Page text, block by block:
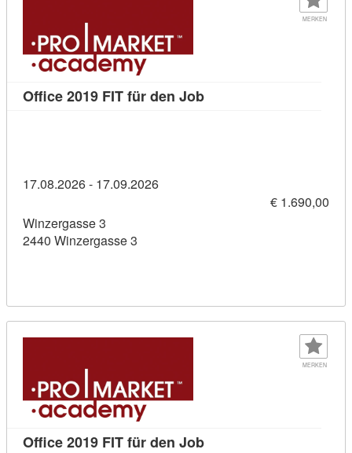
MERKEN
Office 2019 FIT für den JobKursdetail: Office 2019
17.08.2026 - 17.09.2026
€ 1.690,00
Winzergasse 3
2440 Winzergasse 3
MERKEN
Office 2019 FIT für den JobKursdetail: Office 2019